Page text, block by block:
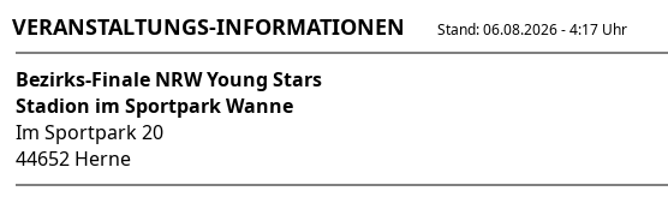
VERANSTALTUNGS-INFORMATIONEN Stand: 06.08.2026 - 4:17 Uhr
Bezirks-Finale NRW Young Stars
Stadion im Sportpark Wanne
Im Sportpark 20
44652 Herne